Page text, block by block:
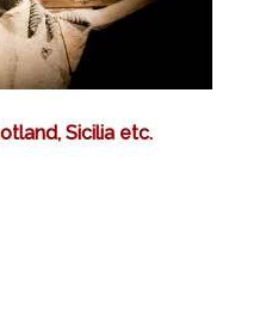
Sicilia etc.